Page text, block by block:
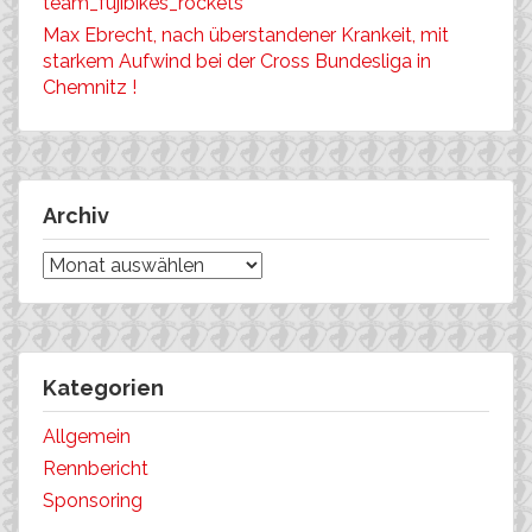
Max Ebrecht, nach überstandener Krankeit, mit
starkem Aufwind bei der Cross Bundesliga in
Chemnitz !
Archiv
Archiv
Kategorien
Allgemein
Rennbericht
Sponsoring